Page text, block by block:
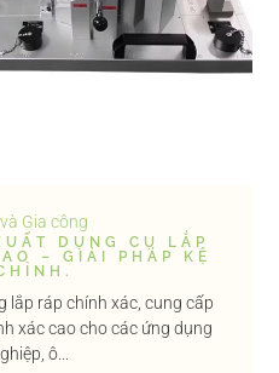
Gia công
DỤNG CỤ LẮP
– GIẢI PHÁP KỆ
lắp ráp chính xác, cung cấp
xác cao cho các ứng dụng
ô...